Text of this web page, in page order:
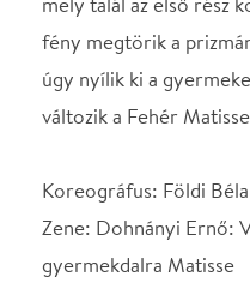
tudásra tett szert, hogy
remekműveket. Louis
luxusa a festészet volt, “az
az érzések és a szellem
művére a megjelenő
képsorozatra is jellemző
lelkület jellemzik. Roberth